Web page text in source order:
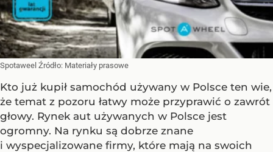
Spotaweel Źródło: Materiały prasowe
Kto już kupił samochód używany w Polsce ten wie,
że temat z pozoru łatwy może przyprawić o zawrót
głowy. Rynek aut używanych w Polsce jest
ogromny. Na rynku są dobrze znane
i wyspecjalizowane firmy, które mają na swoich